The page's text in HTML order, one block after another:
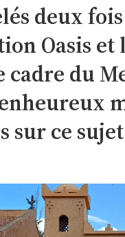
deux
Oasis
cadre du
sur ce